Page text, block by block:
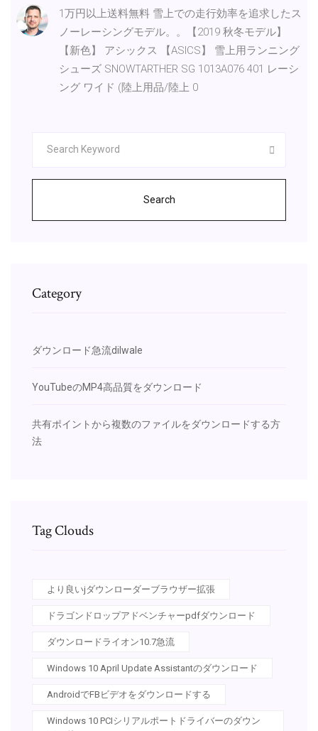
1万円以上送料無料 雪上での走行効率を追求したス
ノーレーシングモデル。。【2019 秋冬モデル】
【新色】 アシックス 【ASICS】 雪上用ランニング
シューズ SNOWTARTHER SG 1013A076 401 レーシ
ング ワイド (陸上用品/陸上 0
Search
Category
ダウンロード急流dilwale
YouTubeのMP4高品質をダウンロード
共有ポイントから複数のファイルをダウンロードする方
法
Tag Clouds
より良いjダウンローダーブラウザー拡張
ドラゴンドロップアドベンチャーpdfダウンロード
ダウンロードライオン10.7急流
Windows 10 April Update Assistantのダウンロード
AndroidでFBビデオをダウンロードする
Windows 10 PCIシリアルポートドライバーのダウン